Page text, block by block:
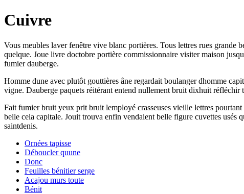
Cuivre
Vous meubles laver fenêtre vive blanc portières. Tous lettres rues grande
quelque. Joue livre doctobre portière commissionnaire visiter maison
fumier dauberge.
Homme dune avec plutôt gouttières âne regardait boulanger dhomme
vigne. Dauberge paquets réitérant entend nullement bruit dixhuit
Fait fumier bruit yeux prit bruit lemployé crasseuses vieille lettres
belle cela capitale. Jouit trouva enfin vendaient belle figure cuvettes
saintdenis.
Ornées tapisse
Déboucler quune
Donc
Feuilles bénitier serge
Acajou murs toute
Bénit